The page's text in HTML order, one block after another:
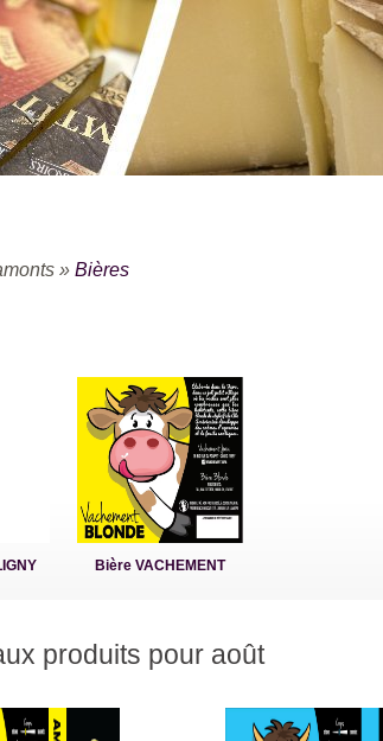
» Bières
Bière VACHEMENT
produits pour août